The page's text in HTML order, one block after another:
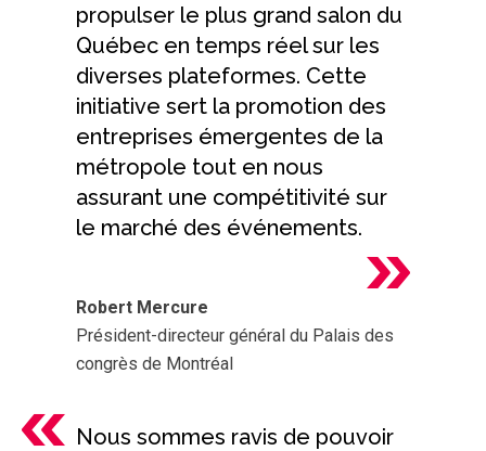
propulser le plus grand salon du
Québec en temps réel sur les
diverses plateformes. Cette
initiative sert la promotion des
entreprises émergentes de la
métropole tout en nous
assurant une compétitivité sur
le marché des événements.
Robert Mercure
Président-directeur général du Palais des
congrès de Montréal
Nous sommes ravis de pouvoir